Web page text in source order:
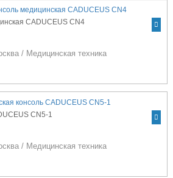
CADUCEUS CN4
/ Медицинская техника
CN5-1
/ Медицинская техника